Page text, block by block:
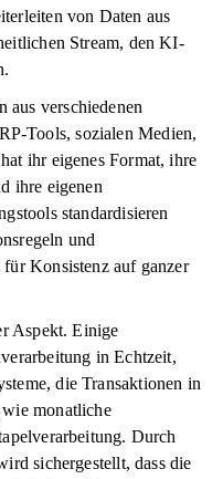
von Daten aus
Stream, den KI-
aus verschiedenen
Tools, sozialen Medien,
ihr eigenes Format, ihre
ihre eigenen
standardisieren
und
für Konsistenz auf ganzer
Aspekt. Einige
in Echtzeit,
die Transaktionen in
monatliche
Durch
sichergestellt, dass die